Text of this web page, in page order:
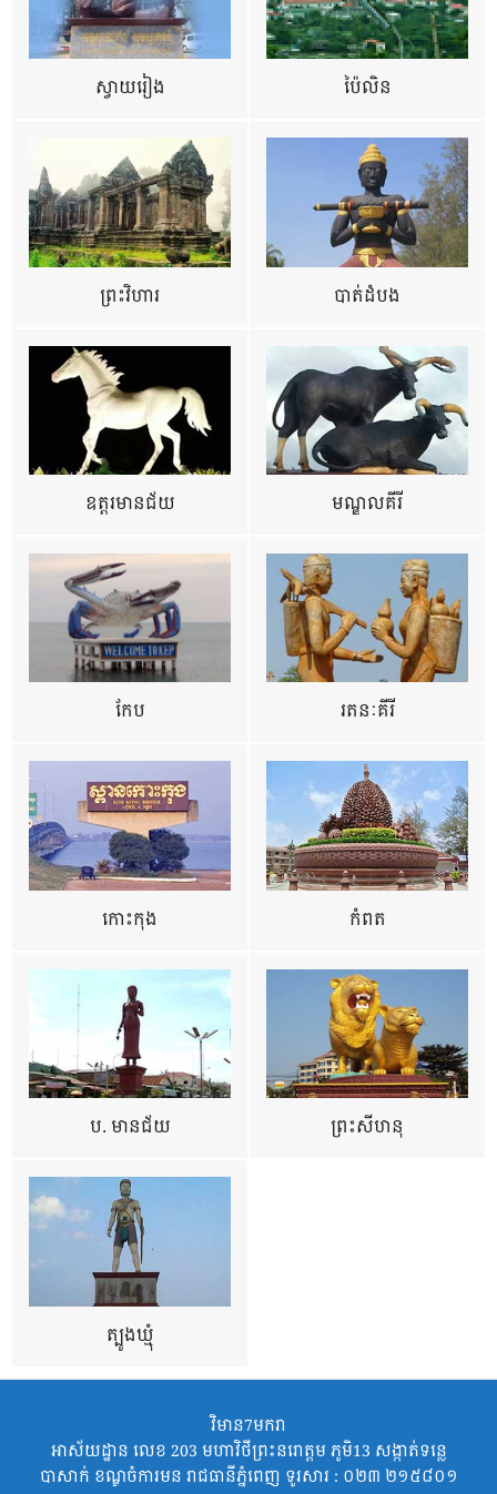
ស្វាយរៀង ប៉ៃលិន
ព្រះវិហារ បាត់ដំបង
ឧត្ដរមានជ័យ មណ្ឌលគីរី
កែប រតនៈគីរី
កោះកុង កំពត
ប. មានជ័យ ព្រះសីហនុ
ត្បូងឃ្មុំ
វិមាន7មករា
អាស័យដ្ឋាន លេខ 203 មហាវិថីព្រះនរោត្តម ភូមិ13 សង្កាត់ទន្លេ
បាសាក់ ខណ្ឌចំការមន រាជធានីភ្នំពេញ ទូរសារ : ០២៣ ២១៥៨០១